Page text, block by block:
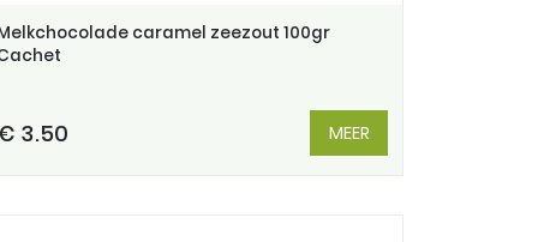
caramel zeezout 100gr
3.50 MEER